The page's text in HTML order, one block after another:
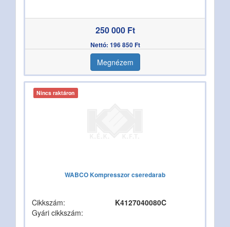
250 000 Ft
Nettó: 196 850 Ft
Megnézem
Nincs raktáron
WABCO Kompresszor cseredarab
Cikkszám:
K4127040080C
Gyári cikkszám: